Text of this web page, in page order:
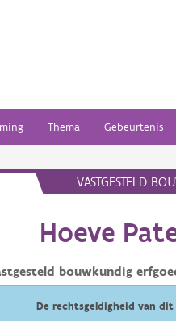
Thema Gebeurtenis
VASTGESTELD
Hoeve
bouwkundig
De rechtsgeldigheid van